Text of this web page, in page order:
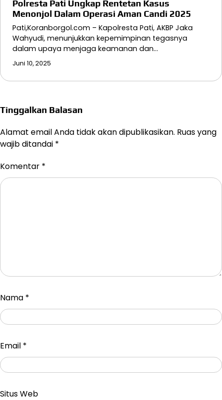
Polresta Pati Ungkap Rentetan Kasus
Menonjol Dalam Operasi Aman Candi 2025
Pati,Koranborgol.com – Kapolresta Pati, AKBP Jaka
Wahyudi, menunjukkan kepemimpinan tegasnya
dalam upaya menjaga keamanan dan…
Juni 10, 2025
Tinggalkan Balasan
Alamat email Anda tidak akan dipublikasikan. Ruas yang
wajib ditandai *
Komentar *
Nama *
Email *
Situs Web